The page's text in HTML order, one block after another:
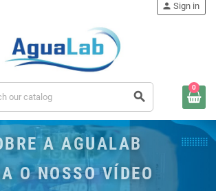
search
person Sign in
0